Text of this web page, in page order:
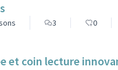
3 0
et coin lecture